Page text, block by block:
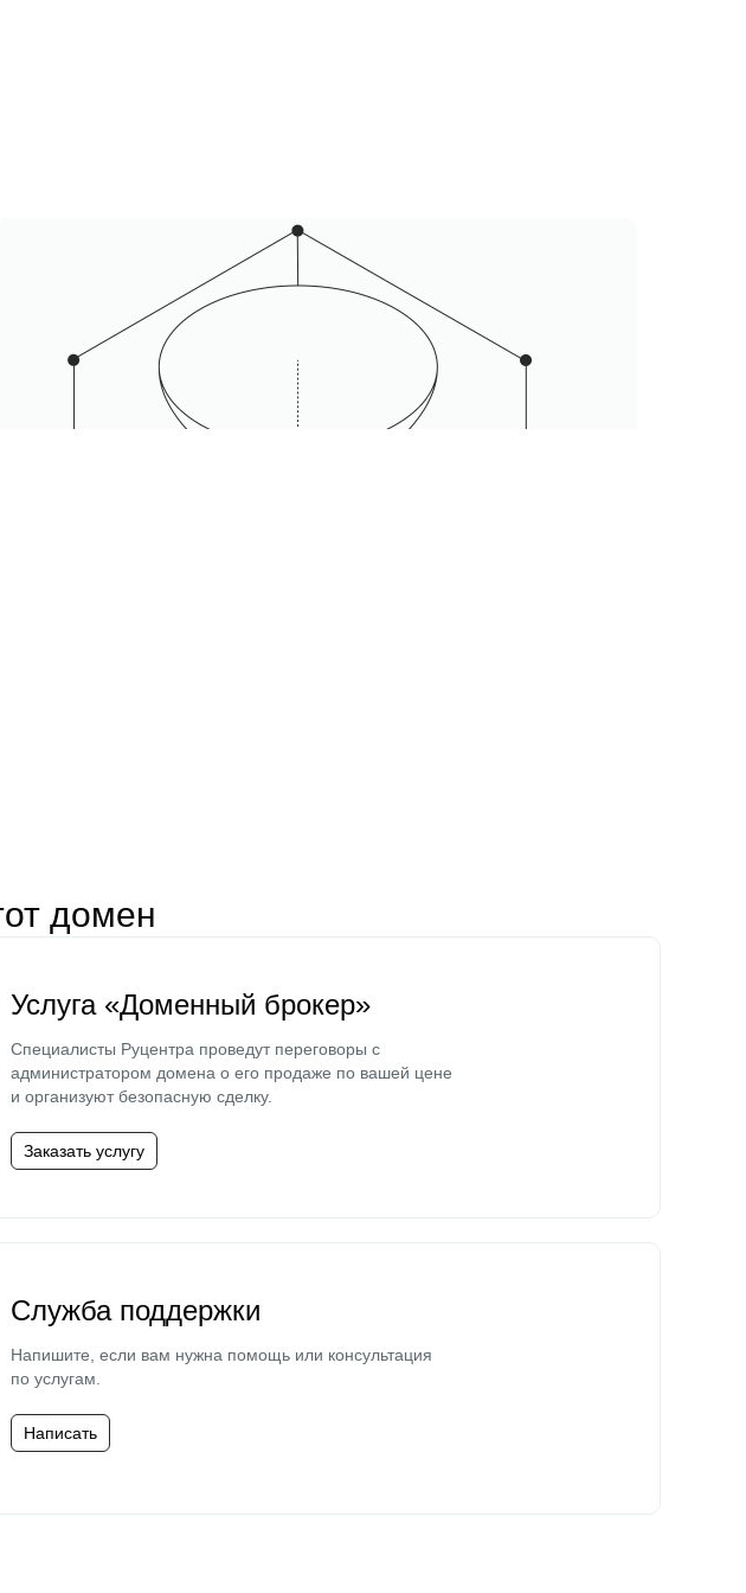
домен
Услуга «Доменный брокер»
Специалисты Руцентра проведут переговоры с
администратором домена о его продаже по вашей цене
и организуют безопасную сделку.
Заказать услугу
Служба поддержки
Напишите, если вам нужна помощь или консультация
по услугам.
Написать